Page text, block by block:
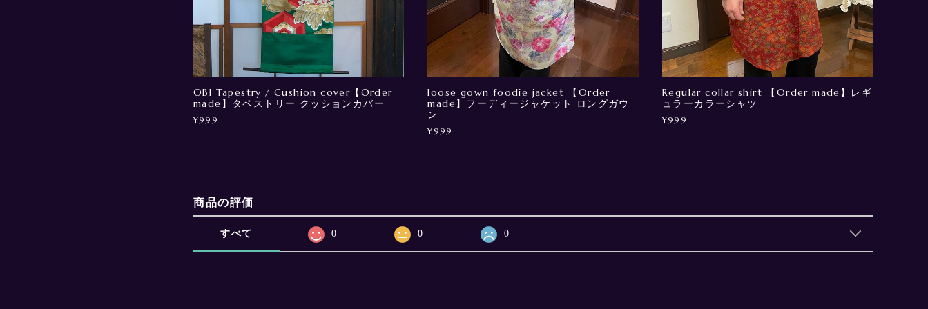
OBI Tapestry / Cushion cover【Order
made】タペストリー クッションカバー
¥999
loose gown foodie jacket 【Order
made】フーディージャケット ロングガウ
ン
¥999
Regular collar shirt 【Order made】レギ
ュラーカラーシャツ
¥999
商品の評価
すべて 0 0 0